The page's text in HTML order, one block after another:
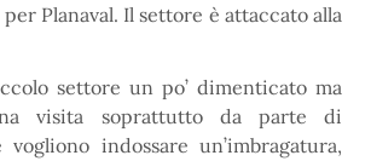
Planaval. Il settore è attaccato alla
settore un po’ dimenticato ma
visita soprattutto da parte di
indossare un’imbragatura,